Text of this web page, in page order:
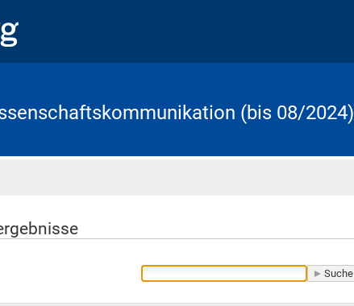
(bis 08/2024)